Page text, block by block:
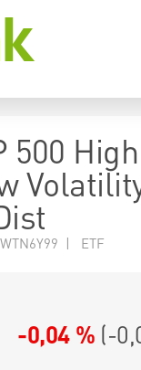
500 High
| ETF
-0,04 % (-